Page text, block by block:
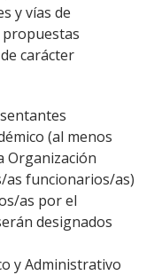
y vías de
propuestas
carácter
(al menos
Organización
as funcionarios/as)
as por el
designados
y Administrativo